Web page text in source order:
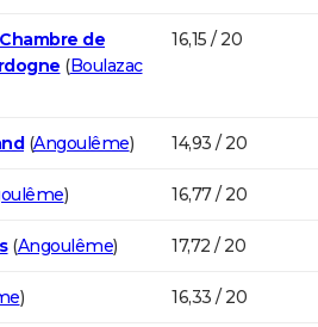
de
(Boulazac
16,15 / 20
(Angoulême) 14,93 / 20
) 16,77 / 20
(Angoulême) 17,72 / 20
) 16,33 / 20